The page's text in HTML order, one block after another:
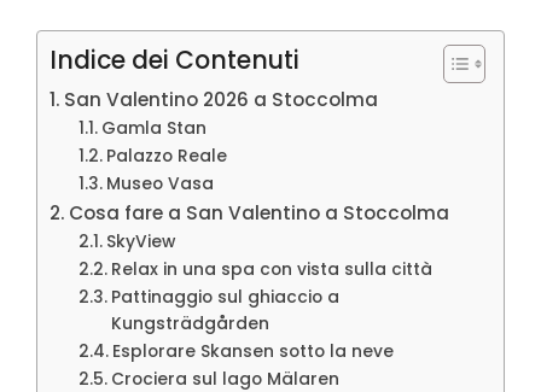
Indice dei Contenuti
San Valentino 2026 a Stoccolma
Gamla Stan
Palazzo Reale
Museo Vasa
Cosa fare a San Valentino a Stoccolma
SkyView
Relax in una spa con vista sulla città
Pattinaggio sul ghiaccio a
Kungsträdgården
Esplorare Skansen sotto la neve
Crociera sul lago Mälaren